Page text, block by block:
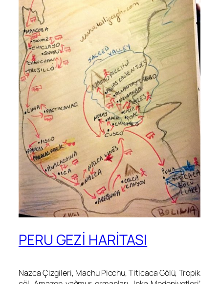
PERU GEZİ HARİTASI
Nazca Çizgileri, Machu Picchu, Titicaca Gölü, Tropik